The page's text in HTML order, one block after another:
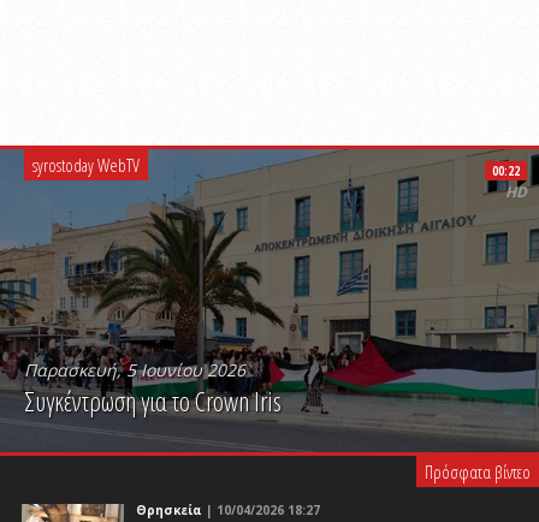
syrostoday WebTV
Παρασκευή, 5 Ιουνίου 2026
Συγκέντρωση για το Crown Iris
PLAY VIDEO
00:22
HD
Πρόσφατα βίντεο
Θρησκεία | 10/04/2026 18:27